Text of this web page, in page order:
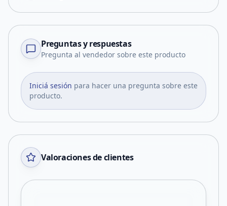
Preguntas y respuestas
Pregunta al vendedor sobre este producto
Iniciá sesión para hacer una pregunta sobre este
producto.
Valoraciones de clientes